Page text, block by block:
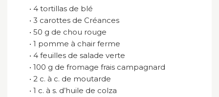
• 4 tortillas de blé
• 3 carottes de Créances
• 50 g de chou rouge
• 1 pomme à chair ferme
• 4 feuilles de salade verte
• 100 g de fromage frais campagnard
• 2 c. à c. de moutarde
• 1 c. à s. d’huile de colza